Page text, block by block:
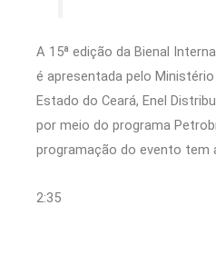
A 15ª edição da Bienal
é apresentada pelo
Estado do Ceará, Enel
por meio do programa
programação do evento tem
2:35